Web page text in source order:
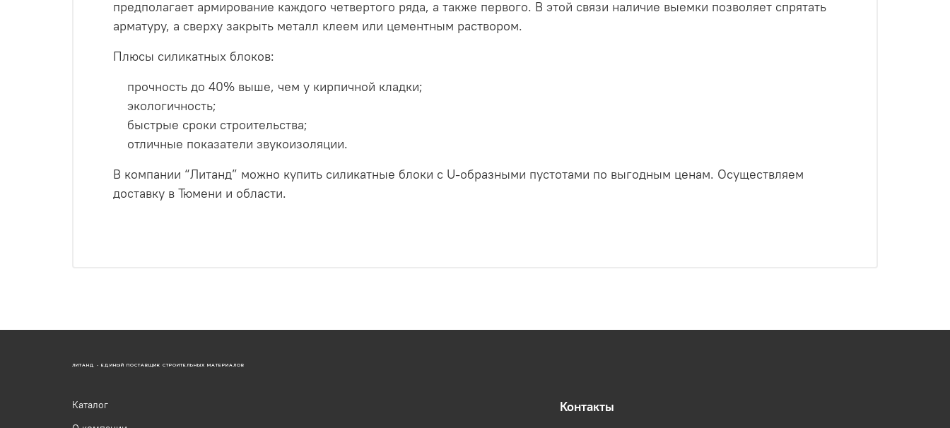
предполагает армирование каждого четвертого ряда, а также первого. В этой связи наличие выемки позволяет спрятать
арматуру, а сверху закрыть металл клеем или цементным раствором.
Плюсы силикатных блоков:
прочность до 40% выше, чем у кирпичной кладки;
экологичность;
быстрые сроки строительства;
отличные показатели звукоизоляции.
В компании “Литанд” можно купить силикатные блоки с U-образными пустотами по выгодным ценам. Осуществляем
доставку в Тюмени и области.
ЛИТАНД - ЕДИНЫЙ ПОСТАВЩИК СТРОИТЕЛЬНЫХ МАТЕРИАЛОВ
Каталог
Контакты